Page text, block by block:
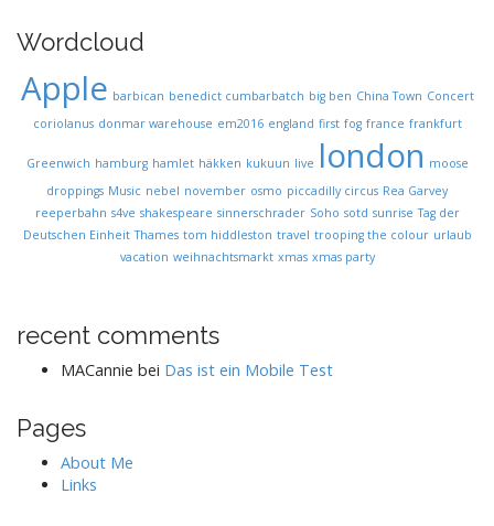
Wordcloud
Apple barbican benedict cumbarbatch big ben China Town Concert
coriolanus donmar warehouse em2016 england first fog france frankfurt
Greenwich hamburg hamlet häkken kukuun live london moose
droppings Music nebel november osmo piccadilly circus Rea Garvey
reeperbahn s4ve shakespeare sinnerschrader Soho sotd sunrise Tag der
Deutschen Einheit Thames tom hiddleston travel trooping the colour urlaub
vacation weihnachtsmarkt xmas xmas party
recent comments
MACannie bei Das ist ein Mobile Test
Pages
About Me
Links